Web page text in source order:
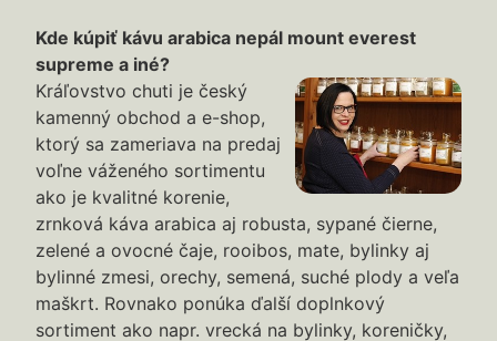
Kde kúpiť kávu arabica nepál mount everest
supreme a iné?
Kráľovstvo chuti je český
kamenný obchod a e-shop,
ktorý sa zameriava na predaj
voľne váženého sortimentu
ako je kvalitné korenie,
zrnková káva arabica aj robusta, sypané čierne,
zelené a ovocné čaje, rooibos, mate, bylinky aj
bylinné zmesi, orechy, semená, suché plody a veľa
maškrt. Rovnako ponúka ďalší doplnkový
sortiment ako napr. vrecká na bylinky, koreničky,